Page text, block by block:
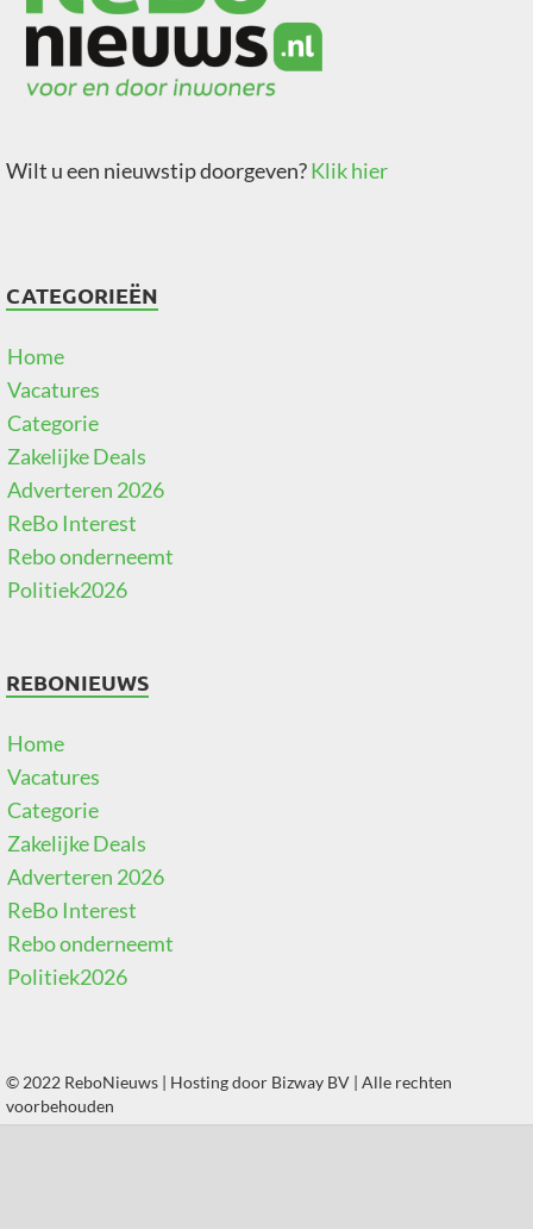
Wilt u een nieuwstip doorgeven?Klik hier
CATEGORIEËN
Home
Vacatures
Categorie
Zakelijke Deals
Adverteren 2026
ReBo Interest
Rebo onderneemt
Politiek2026
REBONIEUWS
Home
Vacatures
Categorie
Zakelijke Deals
Adverteren 2026
ReBo Interest
Rebo onderneemt
Politiek2026
© 2022 ReboNieuws | Hosting door Bizway BV | Alle rechten
voorbehouden